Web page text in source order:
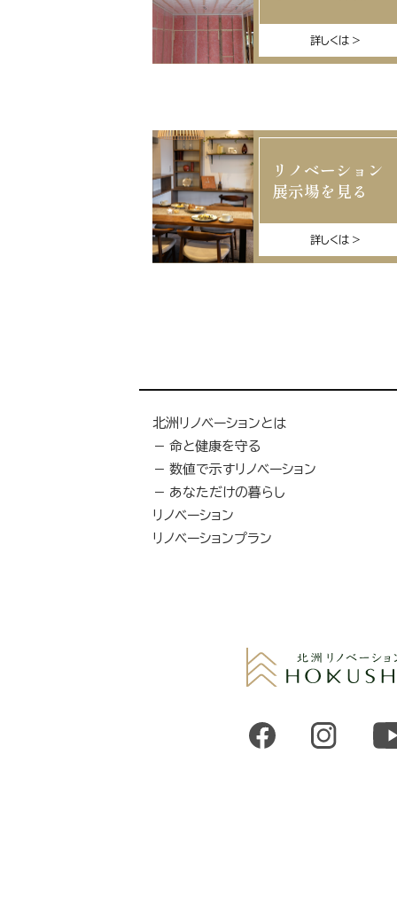
詳しくは
リノベーション
展示場を見る
詳しくは
北洲リノベーションとは
命と健康を守る
数値で示すリノベーション
あなただけの暮らし
リノベーション
リノベーションプラン